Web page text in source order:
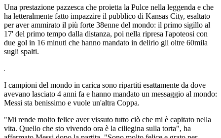
Una prestazione pazzesca che proietta la Pulce nella leggenda e che
ha letteralmente fatto impazzire il pubblico di Kansas City, esaltato
per aver ammirato il più forte 38enne del mondo: il primo sigillo al
17' del primo tempo dalla distanza, poi nella ripresa l'apoteosi con
due gol in 16 minuti che hanno mandato in delirio gli oltre 60mila
sugli spalti.
I campioni del mondo in carica sono ripartiti esattamente da dove
avevano lasciato 4 anni fa e hanno mandato un messaggio al mondo:
Messi sta benissimo e vuole un'altra Coppa.
"Mi rende molto felice aver vissuto tutto ciò che mi è capitato nella
vita. Quello che sto vivendo ora è la ciliegina sulla torta", ha